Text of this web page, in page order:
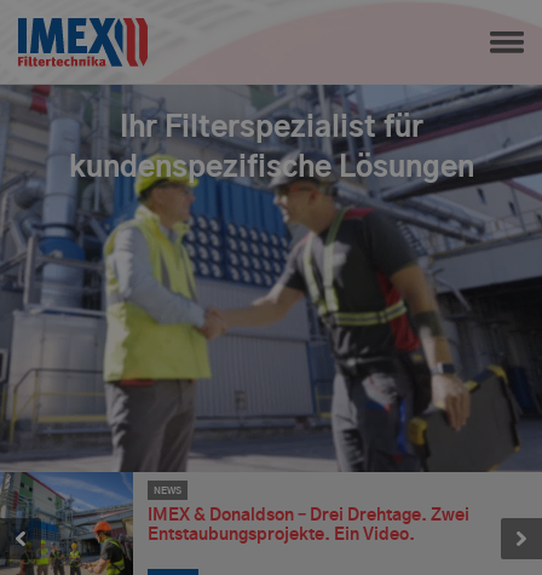
Ihr Filterspezialist für
kundenspezifische Lösungen
NEWS
IMEX & Donaldson – Drei Drehtage. Zwei
Entstaubungsprojekte. Ein Video.